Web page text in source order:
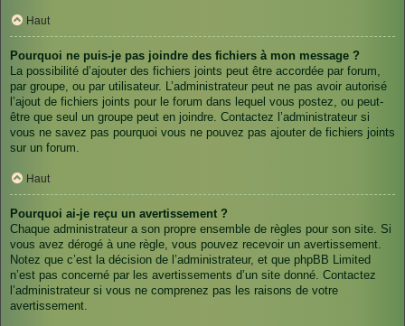
Haut
Pourquoi ne puis-je pas joindre des fichiers à mon message ?
La possibilité d’ajouter des fichiers joints peut être accordée par forum,
par groupe, ou par utilisateur. L’administrateur peut ne pas avoir autorisé
l’ajout de fichiers joints pour le forum dans lequel vous postez, ou peut-
être que seul un groupe peut en joindre. Contactez l’administrateur si
vous ne savez pas pourquoi vous ne pouvez pas ajouter de fichiers joints
sur un forum.
Haut
Pourquoi ai-je reçu un avertissement ?
Chaque administrateur a son propre ensemble de règles pour son site. Si
vous avez dérogé à une règle, vous pouvez recevoir un avertissement.
Notez que c’est la décision de l’administrateur, et que phpBB Limited
n’est pas concerné par les avertissements d’un site donné. Contactez
l’administrateur si vous ne comprenez pas les raisons de votre
avertissement.